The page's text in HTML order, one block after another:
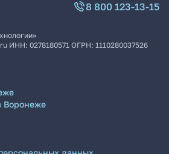
8 800 123-13-15
ИНН: 0278180571 ОГРН: 1110280037526
Воронеже